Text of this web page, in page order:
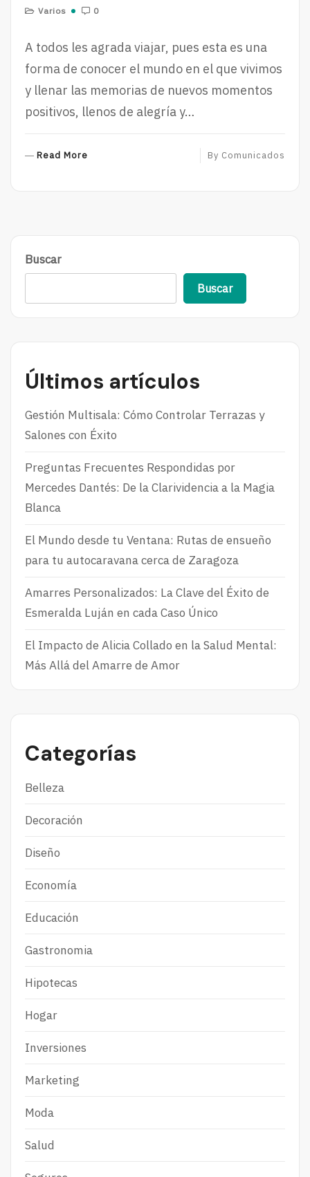
Varios 0
A todos les agrada viajar, pues esta es una
forma de conocer el mundo en el que vivimos
y llenar las memorias de nuevos momentos
positivos, llenos de alegría y…
Read More By Comunicados
Buscar
Buscar
Últimos artículos
Gestión Multisala: Cómo Controlar Terrazas y
Salones con Éxito
Preguntas Frecuentes Respondidas por
Mercedes Dantés: De la Clarividencia a la Magia
Blanca
El Mundo desde tu Ventana: Rutas de ensueño
para tu autocaravana cerca de Zaragoza
Amarres Personalizados: La Clave del Éxito de
Esmeralda Luján en cada Caso Único
El Impacto de Alicia Collado en la Salud Mental:
Más Allá del Amarre de Amor
Categorías
Belleza
Decoración
Diseño
Economía
Educación
Gastronomia
Hipotecas
Hogar
Inversiones
Marketing
Moda
Salud